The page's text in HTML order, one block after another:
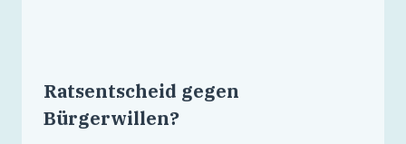
Ratsentscheid gegen
Bürgerwillen?